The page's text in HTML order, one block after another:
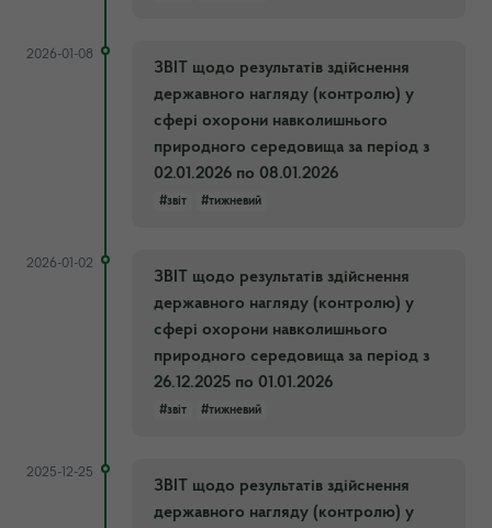
2026-01-08
ЗВІТ щодо результатів здійснення
державного нагляду (контролю) у
сфері охорони навколишнього
природного середовища за період з
02.01.2026 по 08.01.2026
#звіт #тижневий
2026-01-02
ЗВІТ щодо результатів здійснення
державного нагляду (контролю) у
сфері охорони навколишнього
природного середовища за період з
26.12.2025 по 01.01.2026
#звіт #тижневий
2025-12-25
ЗВІТ щодо результатів здійснення
державного нагляду (контролю) у